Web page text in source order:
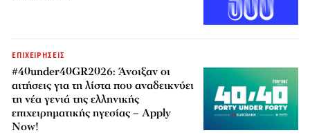
ΕΠΙΧΕΙΡΗΣΕΙΣ
#40under40GR2026: Άνοιξαν οι
αιτήσεις για τη λίστα που αναδεικνύει
τη νέα γενιά της ελληνικής
επιχειρηματικής ηγεσίας – Apply
Now!